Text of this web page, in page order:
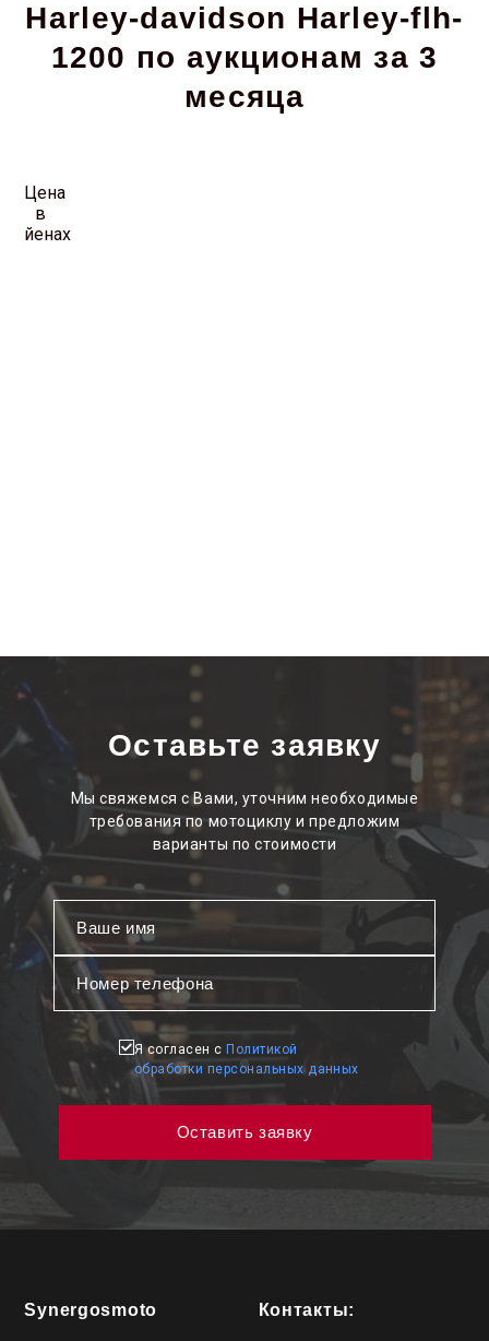
Harley-davidson Harley-flh-
1200 по аукционам за 3
месяца
Цена
в
йенах
Оставьте заявку
Мы свяжемся с Вами, уточним необходимые
требования по мотоциклу и предложим
варианты по стоимости
Я согласен с Политикой
обработки персональных данных
Synergosmoto Контакты: